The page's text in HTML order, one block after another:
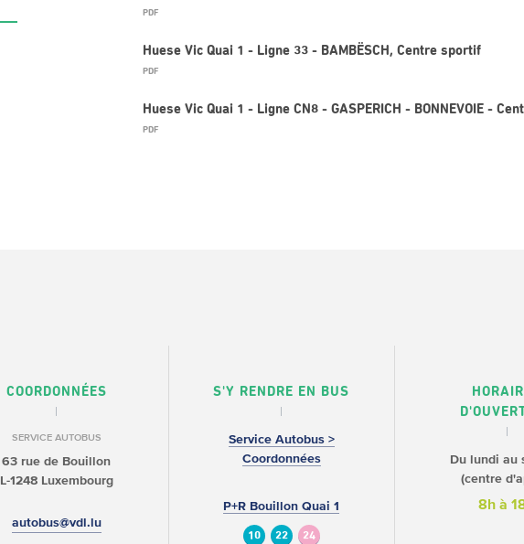
PDF
Huese Vic Quai 1 - Ligne 33 - BAMBËSCH, Centre sportif
PDF
Huese Vic Quai 1 - Ligne CN8 - GASPERICH - BONNEVOIE -
PDF
COORDONNÉES
SERVICE AUTOBUS
63 rue de Bouillon
L-1248 Luxembourg
autobus@vdl.lu
S'Y RENDRE EN BUS
Service Autobus >
Coordonnées
P+R Bouillon Quai 1
10 22 24
Du lundi au
(centre
8h à